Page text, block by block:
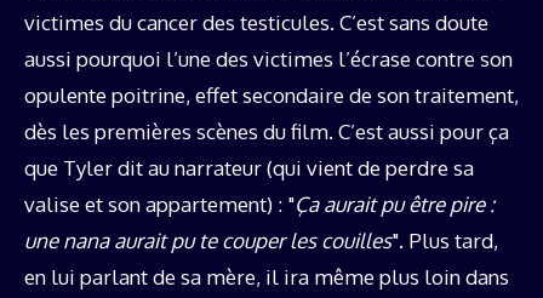
victimes du cancer des testicules. C’est sans doute
aussi pourquoi l’une des victimes l’écrase contre son
opulente poitrine, effet secondaire de son traitement,
dès les premières scènes du film. C’est aussi pour ça
que Tyler dit au narrateur (qui vient de perdre sa
valise et son appartement) : "Ça aurait pu être pire :
une nana aurait pu te couper les couilles". Plus tard,
en lui parlant de sa mère, il ira même plus loin dans